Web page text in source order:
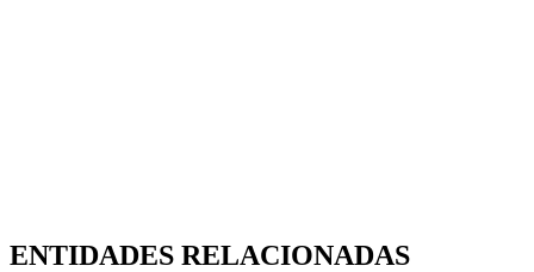
ENTIDADES RELACIONADAS